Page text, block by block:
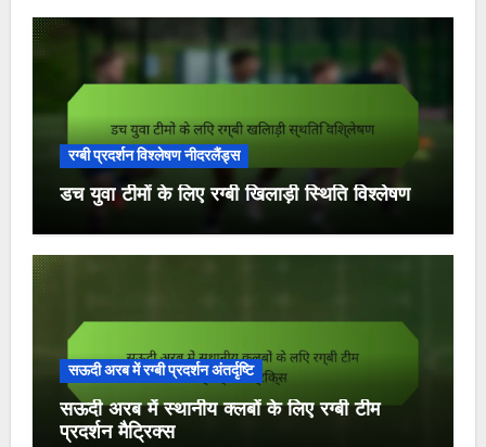
रग्बी प्रदर्शन विश्लेषण नीदरलैंड्स
डच युवा टीमों के लिए रग्बी खिलाड़ी स्थिति विश्लेषण
सऊदी अरब में रग्बी प्रदर्शन अंतर्दृष्टि
सऊदी अरब में स्थानीय क्लबों के लिए रग्बी टीम
प्रदर्शन मैट्रिक्स